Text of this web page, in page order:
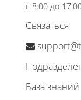
с 8:00 до
Связаться
База знаний